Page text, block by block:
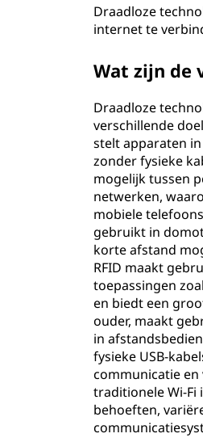
Draadloze
internet te
Wat zijn de
Draadloze
verschillende
stelt apparaten
zonder fysieke
mogelijk tussen
netwerken,
mobiele
gebruikt in
korte afstand
RFID maakt
toepassingen
en biedt een
ouder, maakt
in
fysieke USB-
communicatie
traditionele Wi-Fi
behoeften,